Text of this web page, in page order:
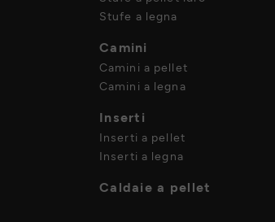
Stufe a legna
Camini
Camini a pellet
Camini a legna
Inserti
Inserti a pellet
Inserti a legna
Caldaie a pellet